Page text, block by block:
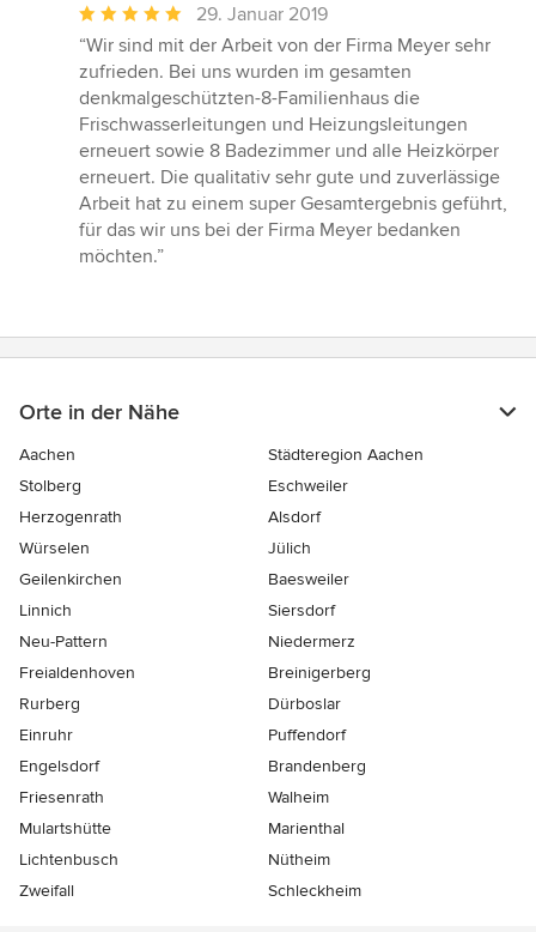
Durchschnittliche
Bewertung:
5
von
5
Sternen
29. Januar 2019
“Wir sind mit der Arbeit von der Firma Meyer sehr
zufrieden. Bei uns wurden im gesamten
denkmalgeschützten-8-Familienhaus die
Frischwasserleitungen und Heizungsleitungen
erneuert sowie 8 Badezimmer und alle Heizkörper
erneuert. Die qualitativ sehr gute und zuverlässige
Arbeit hat zu einem super Gesamtergebnis geführt,
für das wir uns bei der Firma Meyer bedanken
möchten.”
Orte in der Nähe
Aachen
Städteregion Aachen
Stolberg
Eschweiler
Herzogenrath
Alsdorf
Würselen
Jülich
Geilenkirchen
Baesweiler
Linnich
Siersdorf
Neu-Pattern
Niedermerz
Freialdenhoven
Breinigerberg
Rurberg
Dürboslar
Einruhr
Puffendorf
Engelsdorf
Brandenberg
Friesenrath
Walheim
Mulartshütte
Marienthal
Lichtenbusch
Nütheim
Zweifall
Schleckheim